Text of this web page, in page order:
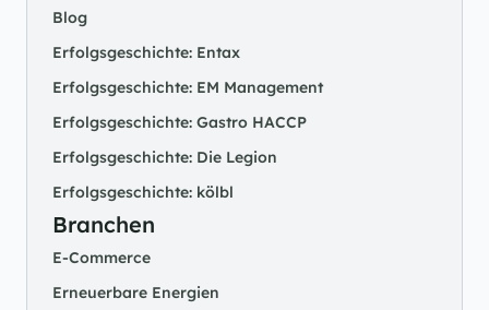
Blog
Erfolgsgeschichte: Entax
Erfolgsgeschichte: EM Management
Erfolgsgeschichte: Gastro HACCP
Erfolgsgeschichte: Die Legion
Erfolgsgeschichte: kölbl
Branchen
E-Commerce
Erneuerbare Energien